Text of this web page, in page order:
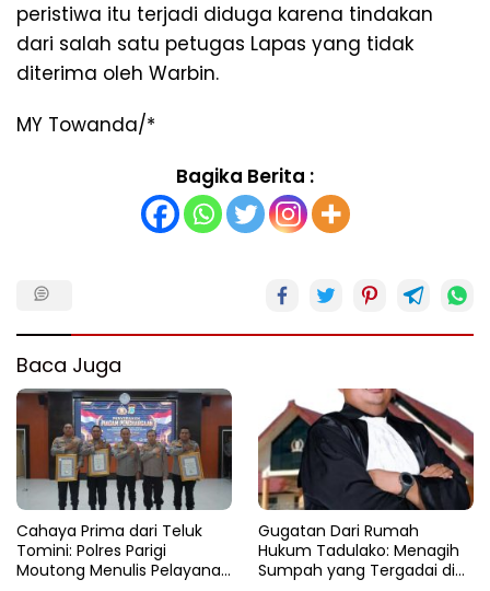
peristiwa itu terjadi diduga karena tindakan
dari salah satu petugas Lapas yang tidak
diterima oleh Warbin.
MY Towanda/*
Bagika Berita :
Baca Juga
Cahaya Prima dari Teluk
Tomini: Polres Parigi
Moutong Menulis Pelayanan
Gugatan Dari Rumah
Hukum Tadulako: Menagih
Sumpah yang Tergadai di